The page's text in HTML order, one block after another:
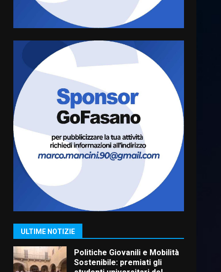
ULTIME NOTIZIE
5
Fasanese ferito a colpi di
arma da fuoco
Carta d’identità: continua il
straordinarie del Comune di
Fasano
6 Agosto 2026 14:16
7
Grazia Neglia, coordinatrice
cittadina di Fratelli d’Italia,
pronta a tornare in Consiglio
comunale
6 Agosto 2026 08:00
1
Savelletri in festa, domani
sera grande spettacolo con
Politiche Giovanili e Mobilità
Sostenibile: premiati gli